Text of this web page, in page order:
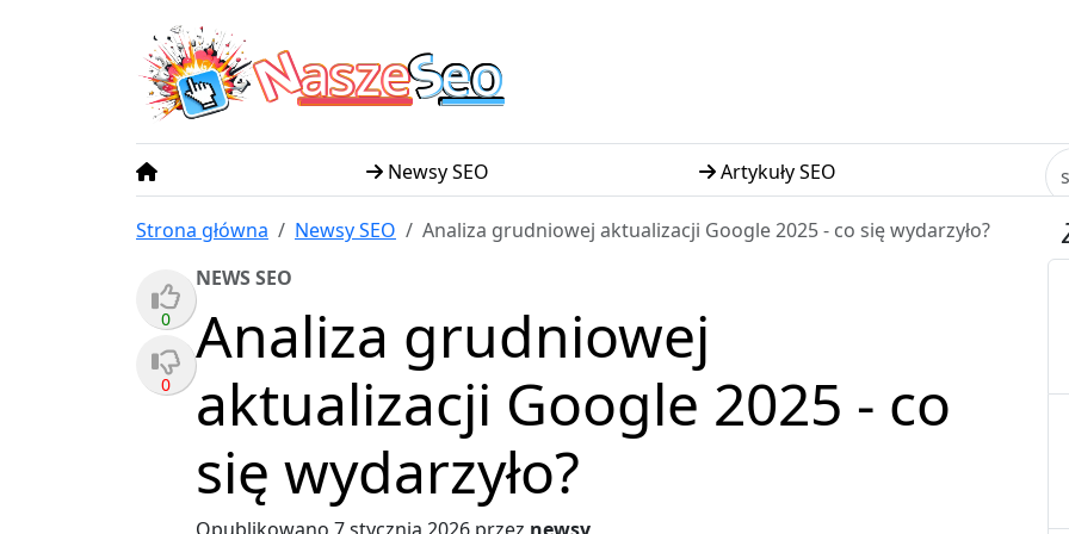
NaszeSeo
Newsy SEO Artykuły SEO
Strona główna Newsy SEO Analiza grudniowej aktualizacji Google 2025 - co się wydarzyło?
0
0
NEWS SEO
Analiza grudniowej
aktualizacji Google 2025 - co
się wydarzyło?